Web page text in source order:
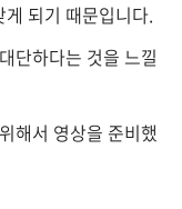
되기 때문입니다.
단하다는 것을 느낄
해서 영상을 준비했